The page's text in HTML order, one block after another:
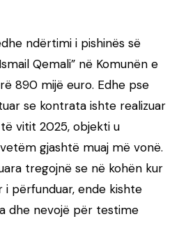
ndërtimi i pishinës së
Qemali” në Komunën e
890 mijë euro. Edhe pse
se kontrata ishte realizuar
vitit 2025, objekti u
gjashtë muaj më vonë.
tregojnë se në kohën kur
përfunduar, ende kishte
dhe nevojë për testime